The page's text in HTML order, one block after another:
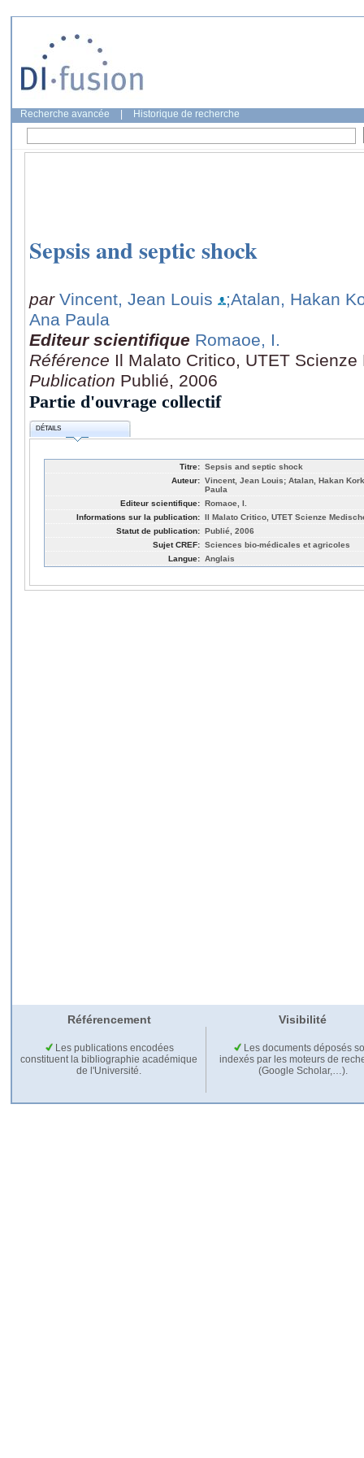
Recherche avancée Historique de recherche
Sepsis and septic shock
par Vincent, Jean Louis
;Atalan, Hakan
Ana Paula
Editeur scientifique Romaoe, I.
Référence Il Malato Critico, UTET
Publication Publié, 2006
Partie d'ouvrage collectif
DÉTAILS
Titre: Sepsis and septic shock
Auteur: Vincent, Jean Louis; Atalan, Hakan
Paula
Editeur scientifique: Romaoe, I.
Informations sur la publication: Il Malato Critico, UTET Scienze
Statut de publication: Publié, 2006
Sujet CREF: Sciences bio-médicales et agricoles
Langue: Anglais
Référencement Visibilité
Les publications encodées
constituent la bibliographie académique
de l'Université.
Les documents déposés
indexés par les moteurs de
(Google Scholar,…).